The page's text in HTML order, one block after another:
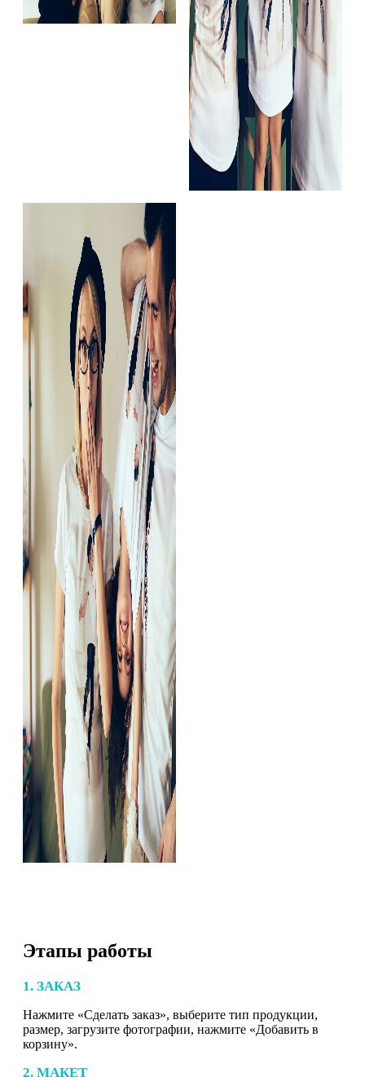
Этапы работы
1. ЗАКАЗ
Нажмите «Сделать заказ», выберите тип продукции,
размер, загрузите фотографии, нажмите «Добавить в
корзину».
2. МАКЕТ